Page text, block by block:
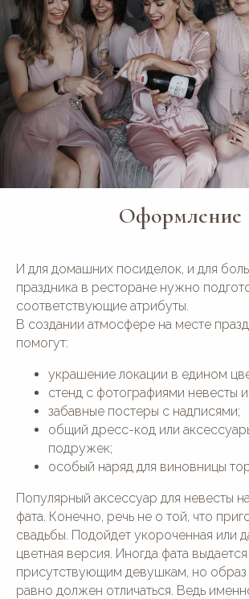
Оформление
И для домашних посиделок, и для
праздника в ресторане нужно
соответствующие атрибуты.
В создании атмосфере на месте
помогут:
украшение локации в едином
стенд с фотографиями невесты
забавные постеры с надписями;
общий дресс-код или
подружек;
особый наряд для виновницы
Популярный аксессуар для невесты
фата. Конечно, речь не о той, что
свадьбы. Подойдет укороченная или
цветная версия. Иногда фата
присутствующим девушкам, но образ
равно должен отличаться. Ведь